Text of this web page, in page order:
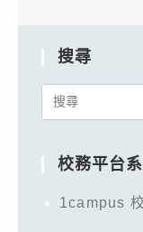
搜尋
Search
校務平台
1campus